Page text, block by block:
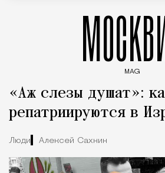
MAG
«Аж слезы душат»:
репатриируются в
Люди Алексей Сахнин